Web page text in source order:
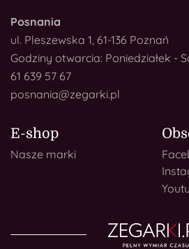
Posnania
ul. Pleszewska 1, 61-136 Poznań
Godziny otwarcia: Poniedziałek -
61 639 57 67
posnania@zegarki.pl
E-shop
Nasze marki